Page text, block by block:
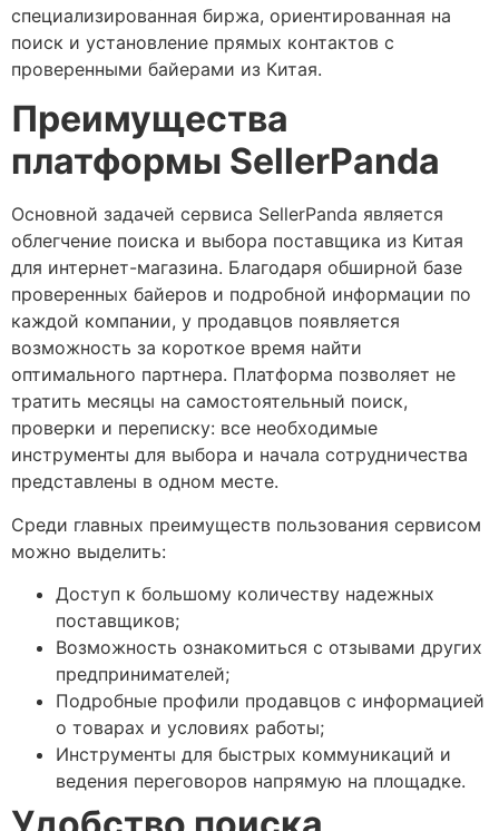
специализированная биржа, ориентированная на
поиск и установление прямых контактов с
проверенными байерами из Китая.
Преимущества
платформы SellerPanda
Основной задачей сервиса SellerPanda является
облегчение поиска и выбора поставщика из Китая
для интернет-магазина. Благодаря обширной базе
проверенных байеров и подробной информации по
каждой компании, у продавцов появляется
возможность за короткое время найти
оптимального партнера. Платформа позволяет не
тратить месяцы на самостоятельный поиск,
проверки и переписку: все необходимые
инструменты для выбора и начала сотрудничества
представлены в одном месте.
Среди главных преимуществ пользования сервисом
можно выделить:
Доступ к большому количеству надежных
поставщиков;
Возможность ознакомиться с отзывами других
предпринимателей;
Подробные профили продавцов с информацией
о товарах и условиях работы;
Инструменты для быстрых коммуникаций и
ведения переговоров напрямую на площадке.